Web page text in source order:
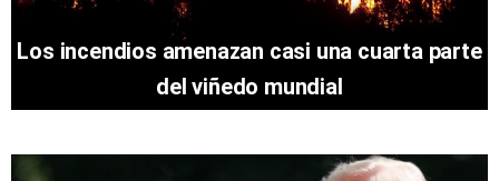
Los incendios amenazan casi una cuarta parte
del viñedo mundial